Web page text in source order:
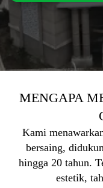
MENGAPA
Kami
bersaing,
hingga 20 tahun.
estetik,